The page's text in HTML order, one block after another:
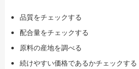
品質をチェックする
配合量をチェックする
原料の産地を調べる
続けやすい価格であるかチェックする